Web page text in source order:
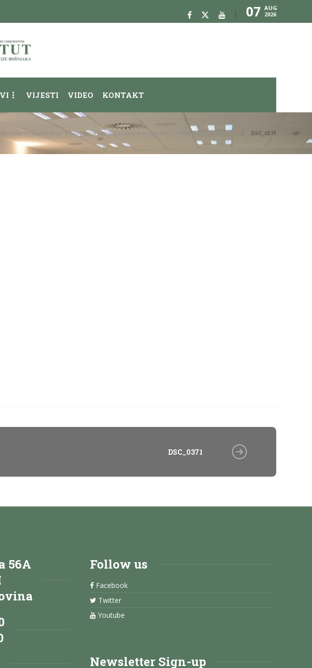
07 AUG
2026
VIJESTI VIDEO KONTAKT
interni naučni skup “Bibliografija radova o Islamskoj zajednici – Austrougarski period” DSC_0371
DSC_0371
56A
Follow us
Facebook
Twitter
Youtube
Newsletter Sign-up